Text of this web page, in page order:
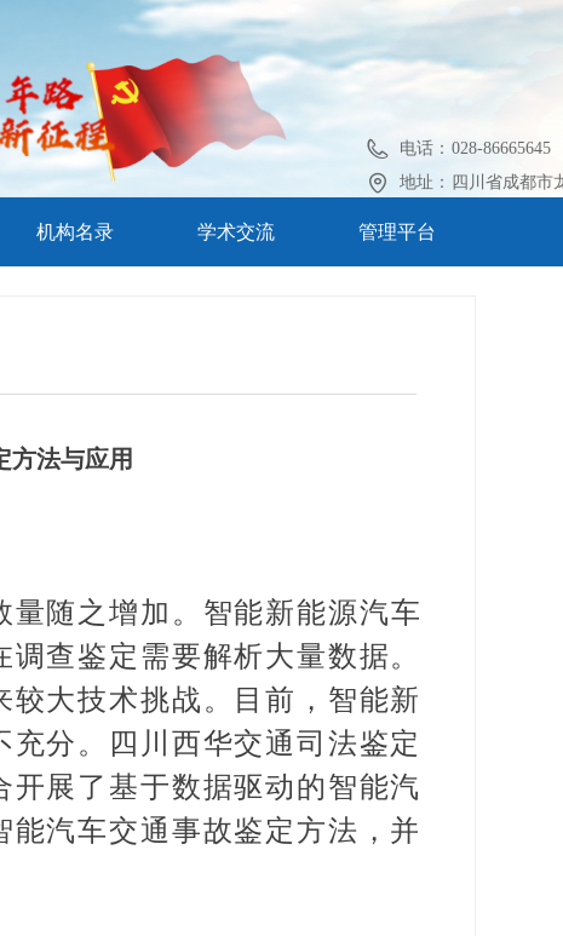
机构名录 学术交流 管理平台
电话： 028-86665645
地址： 四川省成都市
方法与应用
随之增加。智能新能源汽车
查鉴定需要解析大量数据。
大技术挑战。目前，智能新
分。四川西华交通司法鉴定
展了基于数据驱动的智能汽
汽车交通事故鉴定方法，并